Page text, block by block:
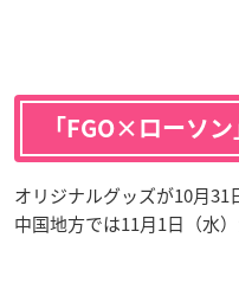
「FGO×ローソ
オリジナルグッズが10月31
中国地方では11月1日（水